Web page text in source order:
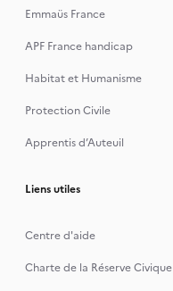
Emmaüs France
APF France handicap
Habitat et Humanisme
Protection Civile
Apprentis d’Auteuil
Liens utiles
Centre d'aide
Charte de la Réserve Civique